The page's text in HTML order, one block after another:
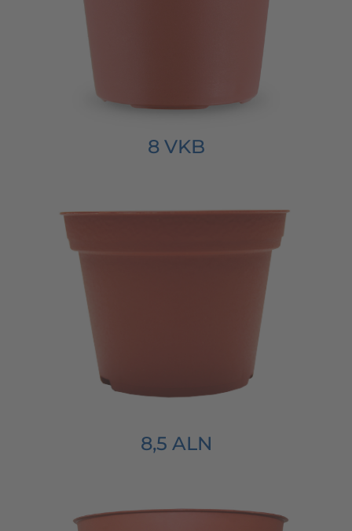
8 VKB
8,5 ALN